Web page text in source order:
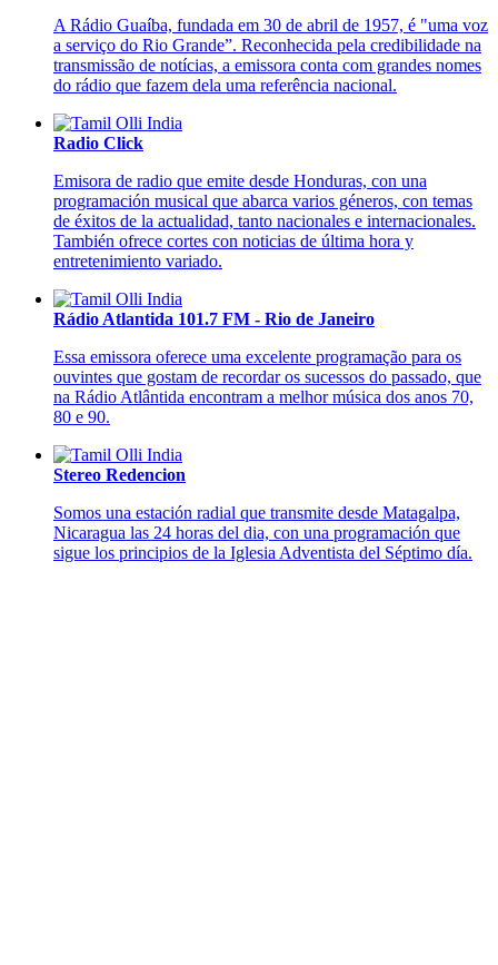
A Rádio Guaíba, fundada em 30 de abril de 1957, é "uma voz
a serviço do Rio Grande”. Reconhecida pela credibilidade na
transmissão de notícias, a emissora conta com grandes nomes
do rádio que fazem dela uma referência nacional.
Radio Click
Emisora de radio que emite desde Honduras, con una
programación musical que abarca varios géneros, con temas
de éxitos de la actualidad, tanto nacionales e internacionales.
También ofrece cortes con noticias de última hora y
entretenimiento variado.
Rádio Atlantida 101.7 FM - Rio de Janeiro
Essa emissora oferece uma excelente programação para os
ouvintes que gostam de recordar os sucessos do passado, que
na Rádio Atlântida encontram a melhor música dos anos 70,
80 e 90.
Stereo Redencion
Somos una estación radial que transmite desde Matagalpa,
Nicaragua las 24 horas del dia, con una programación que
sigue los principios de la Iglesia Adventista del Séptimo día.